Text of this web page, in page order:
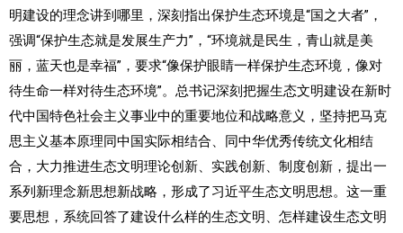
明建设的理念讲到哪里，深刻指出保护生态环境是“国之大者”，
强调“保护生态就是发展生产力”，“环境就是民生，青山就是美
丽，蓝天也是幸福”，要求“像保护眼睛一样保护生态环境，像对
待生命一样对待生态环境”。总书记深刻把握生态文明建设在新时
代中国特色社会主义事业中的重要地位和战略意义，坚持把马克
思主义基本原理同中国实际相结合、同中华优秀传统文化相结
合，大力推进生态文明理论创新、实践创新、制度创新，提出一
系列新理念新思想新战略，形成了习近平生态文明思想。这一重
要思想，系统回答了建设什么样的生态文明、怎样建设生态文明